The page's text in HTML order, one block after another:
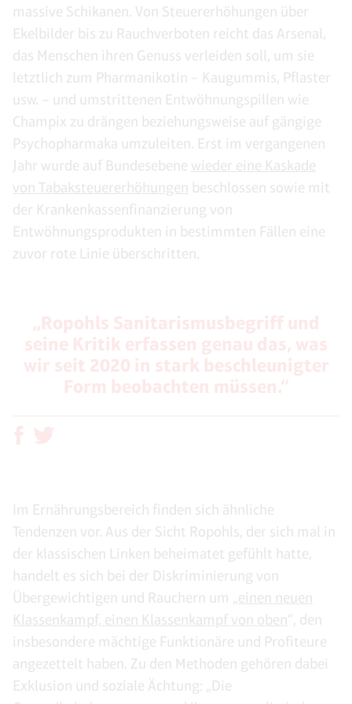
massive Schikanen. Von Steuererhöhungen über
Ekelbilder bis zu Rauchverboten reicht das Arsenal,
das Menschen ihren Genuss verleiden soll, um sie
letztlich zum Pharmanikotin – Kaugummis, Pflaster
usw. – und umstrittenen Entwöhnungspillen wie
Champix zu drängen beziehungsweise auf gängige
Psychopharmaka umzuleiten. Erst im vergangenen
Jahr wurde auf Bundesebene wieder eine Kaskade
von Tabaksteuererhöhungen beschlossen sowie mit
der Krankenkassenfinanzierung von
Entwöhnungsprodukten in bestimmten Fällen eine
zuvor rote Linie überschritten.
Im Ernährungsbereich finden sich ähnliche
Tendenzen vor. Aus der Sicht Ropohls, der sich mal in
der klassischen Linken beheimatet gefühlt hatte,
handelt es sich bei der Diskriminierung von
Übergewichtigen und Rauchern um „einen neuen
Klassenkampf, einen Klassenkampf von oben“, den
insbesondere mächtige Funktionäre und Profiteure
angezettelt haben. Zu den Methoden gehören dabei
Exklusion und soziale Ächtung: „Die